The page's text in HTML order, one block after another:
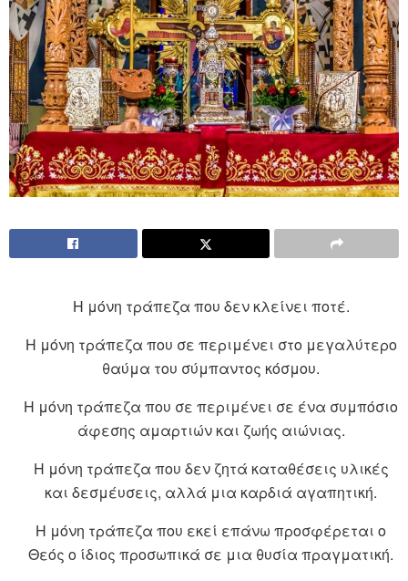
Η μόνη τράπεζα που δεν κλείνει ποτέ.
Η μόνη τράπεζα που σε περιμένει στο μεγαλύτερο
θαύμα του σύμπαντος κόσμου.
Η μόνη τράπεζα που σε περιμένει σε ένα συμπόσιο
άφεσης αμαρτιών και ζωής αιώνιας.
Η μόνη τράπεζα που δεν ζητά καταθέσεις υλικές
και δεσμέυσεις, αλλά μια καρδιά αγαπητική.
Η μόνη τράπεζα που εκεί επάνω προσφέρεται ο
Θεός ο ίδιος προσωπικά σε μια θυσία πραγματική.